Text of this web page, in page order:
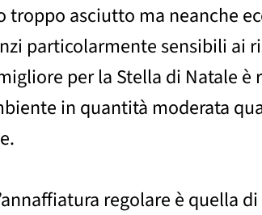
troppo asciutto ma neanche
particolarmente sensibili ai
per la Stella di Natale è
in quantità moderata
regolare è quella